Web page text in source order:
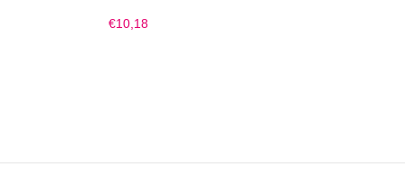
€10,18